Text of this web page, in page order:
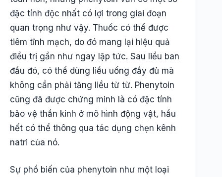
đặc tính độc nhất có lợi trong giai đoạn
quan trọng như vậy. Thuốc có thể được
tiêm tĩnh mạch, do đó mang lại hiệu quả
điều trị gần như ngay lập tức. Sau liều ban
đầu đó, có thể dùng liều uống đầy đủ mà
không cần phải tăng liều từ từ. Phenytoin
cũng đã được chứng minh là có đặc tính
bảo vệ thần kinh ở mô hình động vật, hầu
hết có thể thông qua tác dụng chẹn kênh
natri của nó.
Sự phổ biến của phenytoin như một loại